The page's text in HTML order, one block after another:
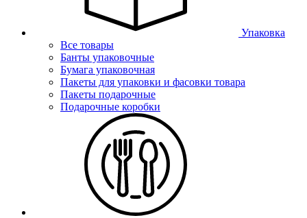
Упаковка
Все товары
Банты упаковочные
Бумага упаковочная
Пакеты для упаковки и фасовки товара
Пакеты подарочные
Подарочные коробки